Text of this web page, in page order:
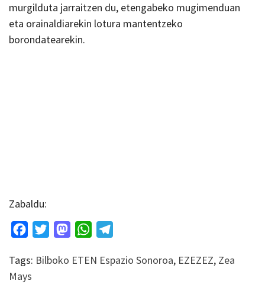
murgilduta jarraitzen du, etengabeko mugimenduan
eta orainaldiarekin lotura mantentzeko
borondatearekin.
Zabaldu:
FacebookTwitterMastodonWhatsApp
Tags: Bilboko ETEN Espazio Sonoroa, EZEZEZ, Zea
Mays